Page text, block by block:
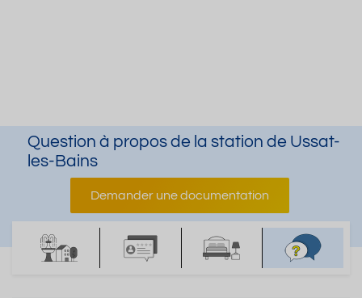
Question à propos de la station de Ussat-
les-Bains
Demander une documentation